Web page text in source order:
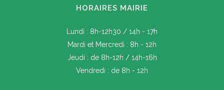
HORAIRES MAIRIE
Lundi : 8h-12h30 / 14h - 17h
Mardi et Mercredi : 8h - 12h
Jeudi : de 8h-12h / 14h-16h
Vendredi : de 8h - 12h